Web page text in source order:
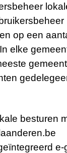
op een
elke
besturen